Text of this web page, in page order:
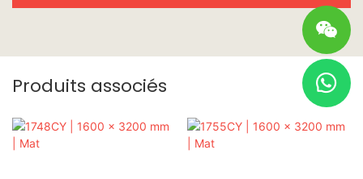
Produits associés